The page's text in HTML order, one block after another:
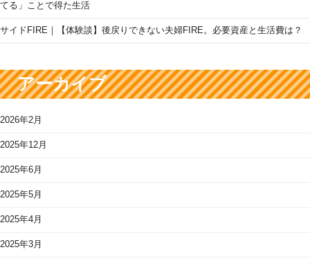
てる」ことで得た生活
サイドFIRE｜【体験談】後戻りできない夫婦FIRE。必要資産と生活費は？
アーカイブ
2026年2月
2025年12月
2025年6月
2025年5月
2025年4月
2025年3月